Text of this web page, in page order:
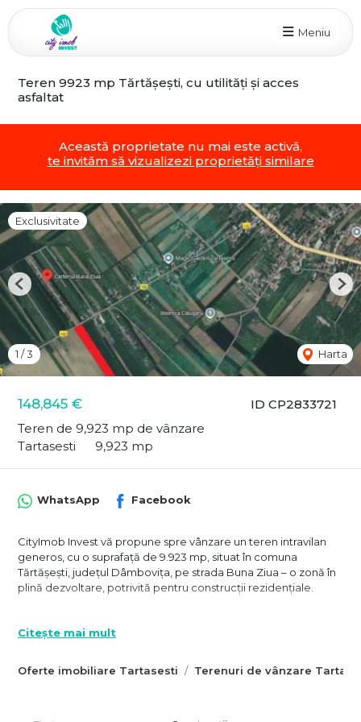
Meniu
Teren 9923 mp Tărtășești, cu utilități și acces
asfaltat
Această proprietate nu mai este activă,
te invităm să vizualizezi proprietăți similare
ID CP2833721
148,845 €
Teren de 9,923 mp de vânzare
Tartasesti
9,923 mp
Exclusivitate
1 /3 Harta
Previous
Oferte imobiliare Tartasesti Terenuri de vânzare
WhatsApp Facebook
CityImob Invest vă propune spre vânzare un teren intravilan
generos, cu o suprafață de 9.923 mp, situat în comuna
Tărtășești, județul Dâmbovița, pe strada Buna Ziua – o zonă în
plină dezvoltare, potrivită pentru construcții rezidențiale.
de 17,4 metri la strada principală, iar accesul se face direct de
proiect de dezvoltare.
Citește mai mult